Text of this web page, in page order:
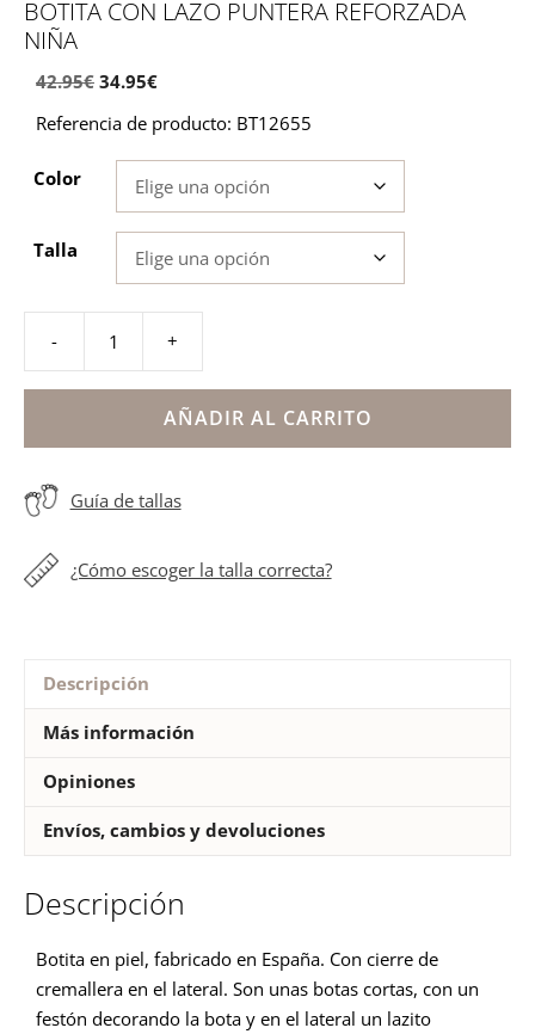
BOTITA CON LAZO PUNTERA REFORZADA
NIÑA
42.95€ 34.95€
Referencia de producto: BT12655
Color
Talla
-
con
lazo
puntera
+
AÑADIR AL CARRITO
Guía de tallas
¿Cómo escoger la talla correcta?
Descripción
Más información
Opiniones
Envíos, cambios y devoluciones
Descripción
Botita en piel, fabricado en España. Con cierre de
cremallera en el lateral. Son unas botas cortas, con un
festón decorando la bota y en el lateral un lazito